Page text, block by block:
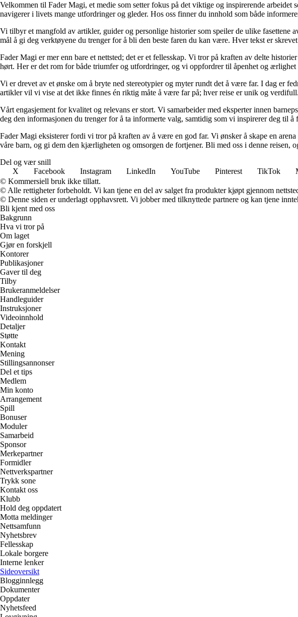
Velkommen til Fader Magi, et medie som setter fokus på det viktige og inspirerende
navigerer i livets mange utfordringer og gleder. Hos oss finner du innhold som både
Vi tilbyr et mangfold av artikler, guider og personlige historier som speiler de ulike
mål å gi deg verktøyene du trenger for å bli den beste faren du kan være. Hver tekst er
Fader Magi er mer enn bare et nettsted; det er et fellesskap. Vi tror på kraften av delte
hørt. Her er det rom for både triumfer og utfordringer, og vi oppfordrer til åpenhet og
Vi er drevet av et ønske om å bryte ned stereotypier og myter rundt det å være far. I dag er
artikler vil vi vise at det ikke finnes én riktig måte å være far på; hver reise er unik og verdifull.
Vårt engasjement for kvalitet og relevans er stort. Vi samarbeider med eksperter innen
deg den informasjonen du trenger for å ta informerte valg, samtidig som vi inspirerer deg til å
Fader Magi eksisterer fordi vi tror på kraften av å være en god far. Vi ønsker å skape en
våre barn, og gi dem den kjærligheten og omsorgen de fortjener. Bli med oss i denne reisen,
Del og vær snill
X
Facebook Instagram LinkedIn YouTube Pinterest TikTok
© Kommersiell bruk ikke tillatt.
© Alle rettigheter forbeholdt. Vi kan tjene en del av salget fra produkter kjøpt gjennom
© Denne siden er underlagt opphavsrett. Vi jobber med tilknyttede partnere og kan tjene
Bli kjent med oss
Bakgrunn
Hva vi tror på
Om laget
Gjør en forskjell
Kontorer
Publikasjoner
Gaver til deg
Tilby
Brukeranmeldelser
Handleguider
Instruksjoner
Videoinnhold
Detaljer
Støtte
Kontakt
Mening
Stillingsannonser
Del et tips
Medlem
Min konto
Arrangement
Spill
Bonuser
Moduler
Samarbeid
Sponsor
Merkepartner
Formidler
Nettverkspartner
Trykk sone
Kontakt oss
Klubb
Hold deg oppdatert
Motta meldinger
Nettsamfunn
Nyhetsbrev
Fellesskap
Lokale borgere
Interne lenker
Sideoversikt
Blogginnlegg
Dokumenter
Oppdater
Nyhetsfeed